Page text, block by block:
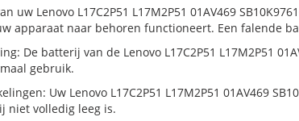
uw Lenovo L17C2P51 L17M2P51 01AV469
apparaat naar behoren functioneert. Een falende
De batterij van de Lenovo L17C2P51 L17M2P51
gebruik.
Uw Lenovo L17C2P51 L17M2P51 01AV469
niet volledig leeg is.